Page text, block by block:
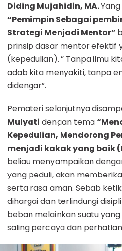
Diding Mujahidin, MA.
“Pemimpin Sebagai
Strategi Menjadi Mentor”
prinsip dasar mentor efektif
(kepedulian). ” Tanpa ilmu
adab kita menyakiti, tanpa
didengar”.
Pemateri selanjutnya
Mulyati dengan tema
Kepedulian, Mendorong
menjadi kakak yang baik
beliau menyampaikan
yang peduli, akan
serta rasa aman. Sebab
dihargai dan terlindungi
beban melainkan suatu
saling percaya dan